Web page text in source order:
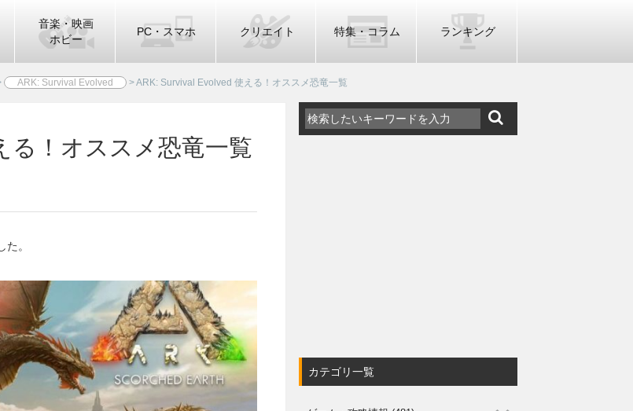
音楽・映画
ホビー
PC・スマホ クリエイト 特集・コラム ランキング
ARK: Survival Evolved >ARK: Survival Evolved 使える！オススメ恐竜一覧
る！オススメ恐竜一覧
。
カテゴリ一覧